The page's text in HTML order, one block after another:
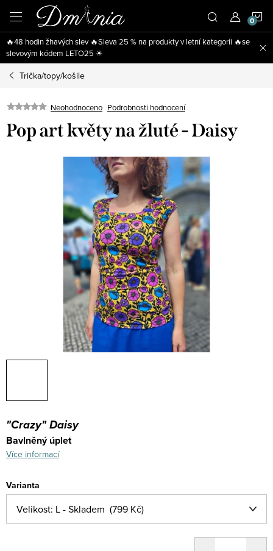
obsah
🔥48 hodin žhavých slev 🔥Sleva 25 % na produkty v letní kategorii 🔥se
slevovým kódem LETO25 ☀
Trička/topy/košile
Neohodnoceno Podrobnosti hodnocení
Pop art květy na žluté - Daisy
"Crazy" Daisy
Bavlněný úplet
Více informací
Varianta